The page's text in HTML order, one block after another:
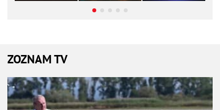
ZOZNAM TV